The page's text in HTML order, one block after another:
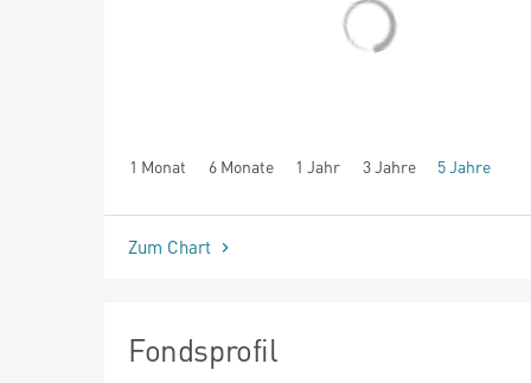
1 Monat 6 Monate 1 Jahr 3 Jahre 5 Jahre
seit Beginn
Zum Chart
Fondsprofil